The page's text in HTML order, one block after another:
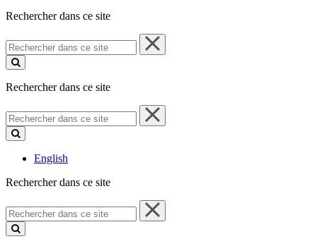
Rechercher dans ce site
Rechercher
dans
ce
Rechercher dans ce site
Rechercher
dans
ce
English
Rechercher dans ce site
Rechercher
dans
ce